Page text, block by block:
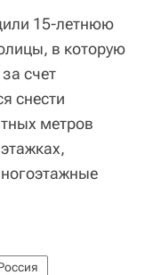
15-летнюю
в которую
счет
снести
метров